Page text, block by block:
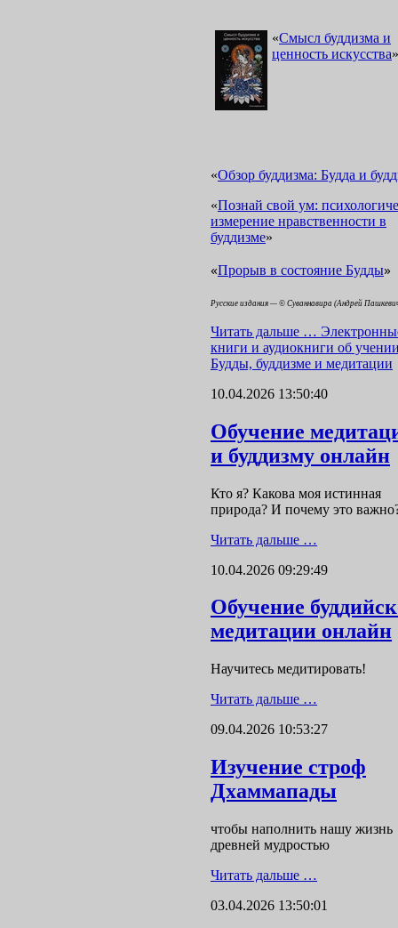
«Смысл буддизма и
ценность искусства»
«Обзор буддизма: Будда и
«Познай свой ум:
измерение нравственности в
буддизме»
«Прорыв в состояние Будды»
Русские издания — © Суваннавира (Андрей
Читать дальше …
книги и аудиокниги об учении
Будды, буддизме и медитации
10.04.2026 13:50:40
Обучение
и буддизму онлайн
Кто я? Какова моя истинная
природа? И почему это
Читать дальше …
10.04.2026 09:29:49
Обучение
медитации онлайн
Научитесь медитировать!
Читать дальше …
09.04.2026 10:53:27
Изучение строф
Дхаммапады
чтобы наполнить нашу жизнь
древней мудростью
Читать дальше …
03.04.2026 13:50:01